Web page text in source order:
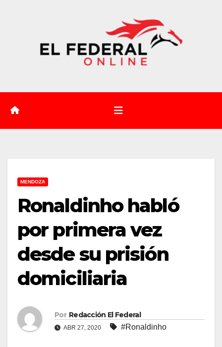
MENDOZA
Ronaldinho habló
por primera vez
desde su prisión
domiciliaria
Por Redacción El Federal
ABR 27, 2020 #Ronaldinho